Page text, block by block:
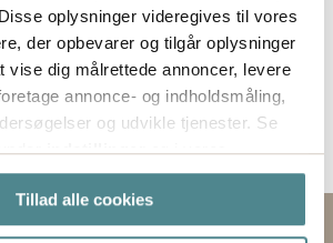
oplysninger videregives til vores
der opbevarer og tilgår oplysninger
vise dig målrettede annoncer, levere
annonce- og indholdsmåling,
og udvikle tjenester. Se
indstillingerog i vores
Du kan altid trække dit samtykke
indstillinger fra vores
eller ved at trykke på "Privacy
Tillad alle cookies